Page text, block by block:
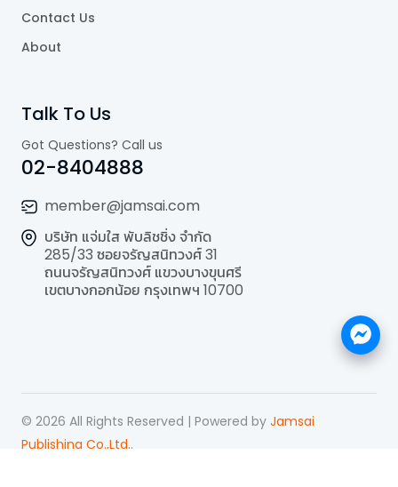
Contact Us
About
Talk To Us
Got Questions? Call us
02-8404888
member@jamsai.com
บริษัท แจ่มใส พับลิชชิ่ง จำกัด
285/33 ซอยจรัญสนิทวงศ์ 31
ถนนจรัญสนิทวงศ์ แขวงบางขุนศรี
เขตบางกอกน้อย กรุงเทพฯ 10700
© 2026 All Rights Reserved | Powered by Jamsai
Publishing Co.,Ltd..